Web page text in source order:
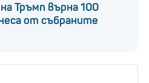
Тръмп върна 100
от събраните